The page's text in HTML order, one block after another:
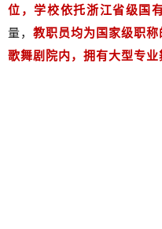
位，学校依托浙江省级国
量， 教职员均为国家级职称
歌舞剧院内，拥有大型专